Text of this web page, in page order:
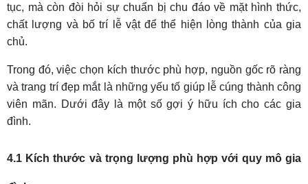
tục, mà còn đòi hỏi sự chuẩn bị chu đáo về mặt hình thức,
chất lượng và bố trí lễ vật để thể hiện lòng thành của gia
chủ.
Trong đó, việc chọn kích thước phù hợp, nguồn gốc rõ ràng
và trang trí đẹp mắt là những yếu tố giúp lễ cúng thành công
viên mãn. Dưới đây là một số gợi ý hữu ích cho các gia
đình.
4.1 Kích thước và trọng lượng phù hợp với quy mô gia